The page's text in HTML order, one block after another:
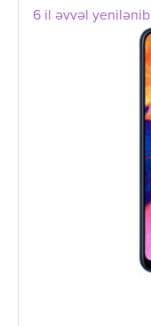
6 il əvvəl yenilənib